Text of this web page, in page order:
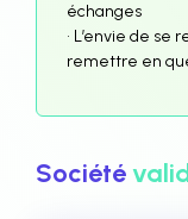
échanges
• L’envie de se
remettre en
Société